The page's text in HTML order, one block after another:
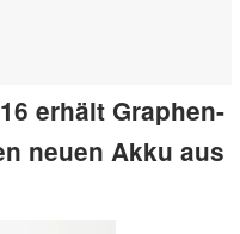
erhält Graphen-
neuen Akku aus